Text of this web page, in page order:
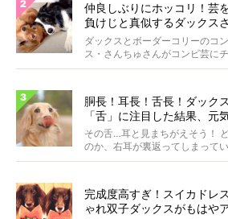
仲良しぶりにホッコリ！芸
負けじと真似するダックス
【動画】
ダックスとボーダーコリーのコ
ス・さんちゅさんがコンビ芸に
ダ...
胴長！耳長！舌長！ダック
「舌」に注目した結果、元
その舌…耳と見まちがえそう！
のか、右耳が裏返ってしまって
完成度高すぎ！スイカドレ
ゃれ双子ダックスがもはや